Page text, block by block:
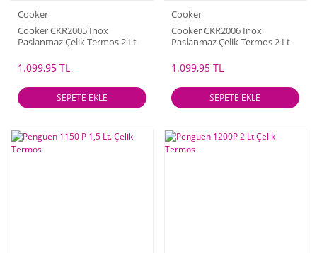
Cooker
Cooker CKR2005 Inox
Paslanmaz Çelik Termos 2 Lt
1.099,95 TL
SEPETE EKLE
Cooker
Cooker CKR2006 Inox
Paslanmaz Çelik Termos 2 Lt
1.099,95 TL
SEPETE EKLE